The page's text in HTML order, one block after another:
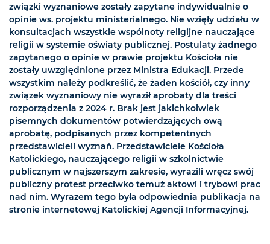
związki wyznaniowe zostały zapytane indywidualnie o
opinie ws. projektu ministerialnego. Nie wzięły udziału w
konsultacjach wszystkie wspólnoty religijne nauczające
religii w systemie oświaty publicznej. Postulaty żadnego
zapytanego o opinie w prawie projektu Kościoła nie
zostały uwzględnione przez Ministra Edukacji. Przede
wszystkim należy podkreślić, że żaden kościół, czy inny
związek wyznaniowy nie wyraził aprobaty dla treści
rozporządzenia z 2024 r. Brak jest jakichkolwiek
pisemnych dokumentów potwierdzających ową
aprobatę, podpisanych przez kompetentnych
przedstawicieli wyznań. Przedstawiciele Kościoła
Katolickiego, nauczającego religii w szkolnictwie
publicznym w najszerszym zakresie, wyrazili wręcz swój
publiczny protest przeciwko temuż aktowi i trybowi prac
nad nim. Wyrazem tego była odpowiednia publikacja na
stronie internetowej Katolickiej Agencji Informacyjnej.